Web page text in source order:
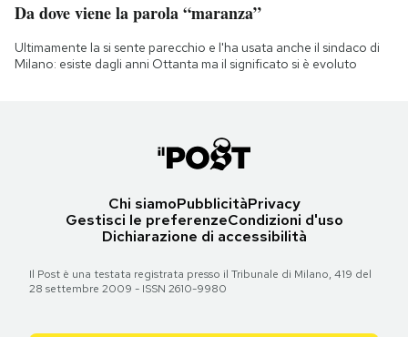
Da dove viene la parola “maranza”
Ultimamente la si sente parecchio e l'ha usata anche il sindaco di
Milano: esiste dagli anni Ottanta ma il significato si è evoluto
Chi siamoPubblicitàPrivacy
Gestisci le preferenzeCondizioni d'uso
Dichiarazione di accessibilità
Il Post è una testata registrata presso il Tribunale di Milano, 419 del
28 settembre 2009 - ISSN 2610-9980